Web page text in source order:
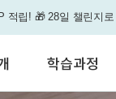
적립! 🎁 28일 챌린지
요
학습과정